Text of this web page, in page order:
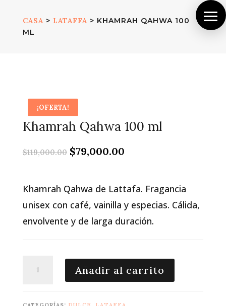
CASA > LATAFFA > KHAMRAH QAHWA 100
ML
¡OFERTA!
Khamrah Qahwa 100 ml
$119,000.00 El
era:
$119,000.00.
$79,000.00El
es:
$79,000.00.
Khamrah Qahwa de Lattafa. Fragancia
unisex con café, vainilla y especias. Cálida,
envolvente y de larga duración.
Qahwa
Añadir al carrito